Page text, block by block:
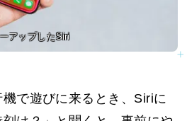
アップしたSiri
で遊びに来るとき、Siriに